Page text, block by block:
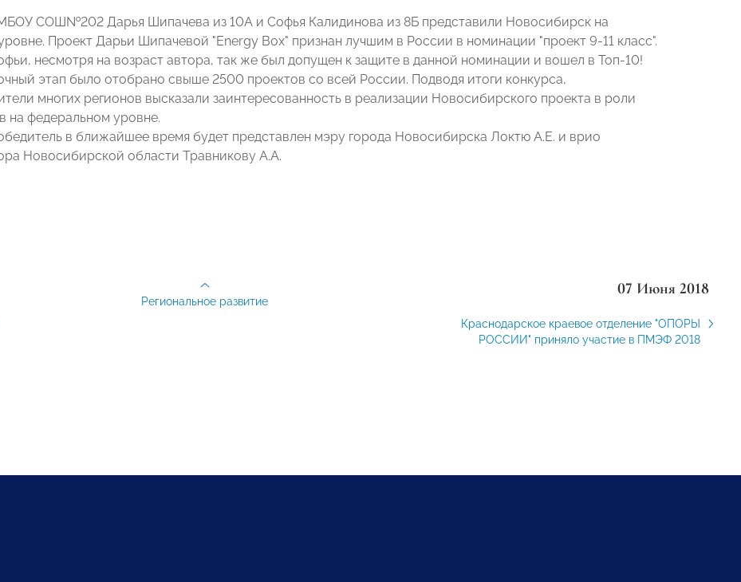
СОШ№202 Дарья Шипачева из 10А и Софья Калидинова из 8Б представили Новосибирск на
Проект Дарьи Шипачевой "Energy Box" признан лучшим в России в номинации "проект 9-11 класс".
несмотря на возраст автора, так же был допущен к защите в данной номинации и вошел в Топ-10!
этап было отобрано свыше 2500 проектов со всей России. Подводя итоги конкурса,
многих регионов высказали заинтересованность в реализации Новосибирского проекта в роли
на федеральном уровне.
в ближайшее время будет представлен мэру города Новосибирска Локтю А.Е. и врио
Новосибирской области Травникову А.А.
07 Июня 2018
Краснодарское краевое отделение "ОПОРЫ
РОССИИ" приняло участие в ПМЭФ 2018
Региональное развитие